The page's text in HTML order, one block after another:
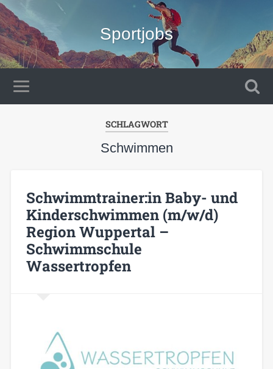
Sportjobs
SCHLAGWORT
Schwimmen
Schwimmtrainer:in Baby- und
Kinderschwimmen (m/w/d)
Region Wuppertal –
Schwimmschule
Wassertropfen